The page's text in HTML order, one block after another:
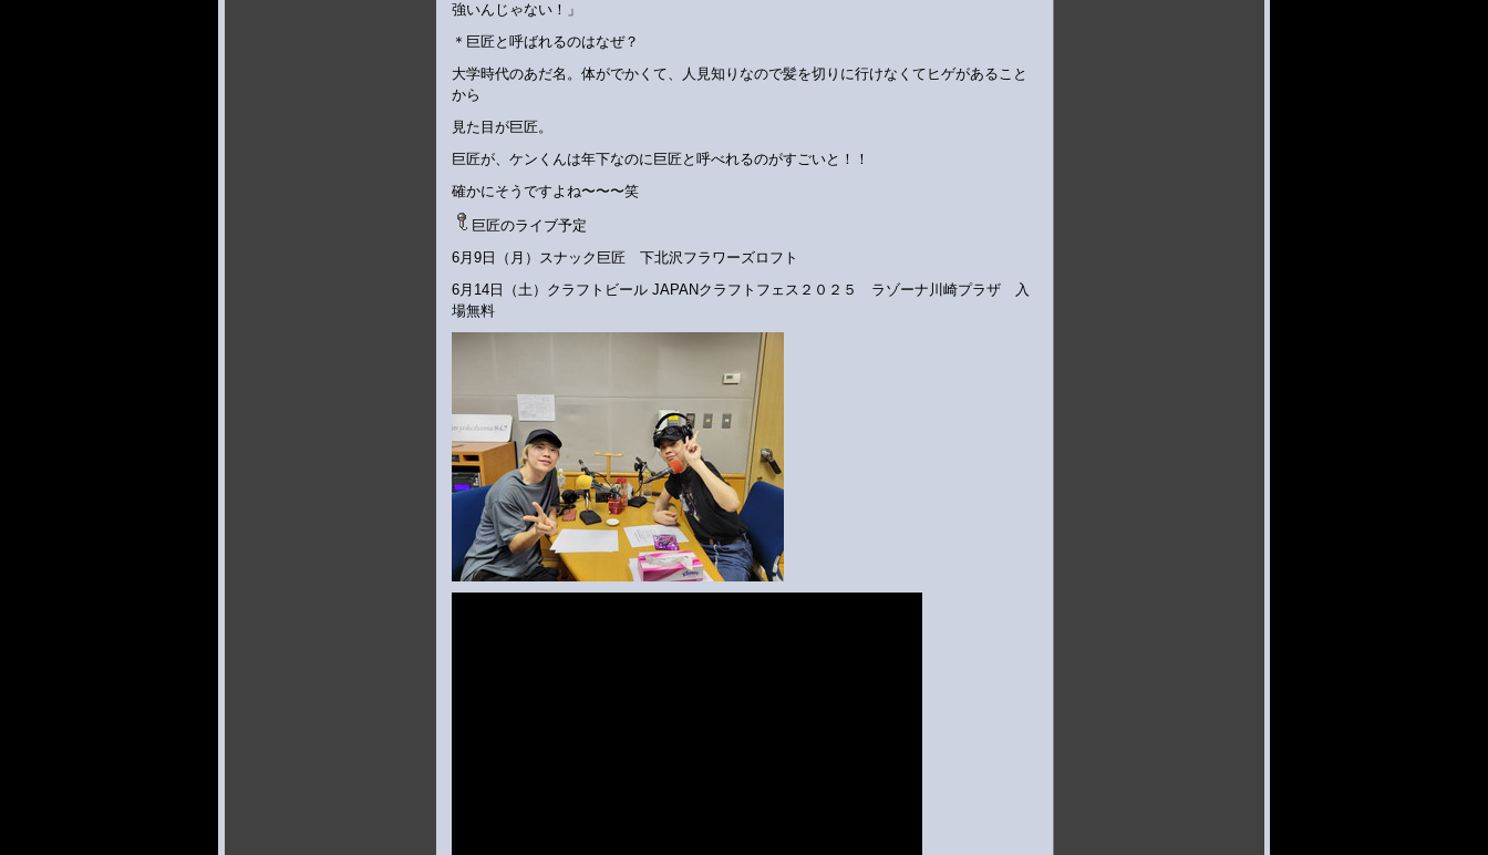
強いんじゃない！」
＊巨匠と呼ばれるのはなぜ？
大学時代のあだ名。体がでかくて、人見知りなので髪を切りに行けなくてヒゲがあること
から
見た目が巨匠。
巨匠が、ケンくんは年下なのに巨匠と呼べれるのがすごいと！！
確かにそうですよね〜〜〜笑
巨匠のライブ予定
6月9日（月）スナック巨匠 下北沢フラワーズロフト
6月14日（土）クラフトビール JAPANクラフトフェス２０２５ ラゾーナ川崎プラザ 入
場無料